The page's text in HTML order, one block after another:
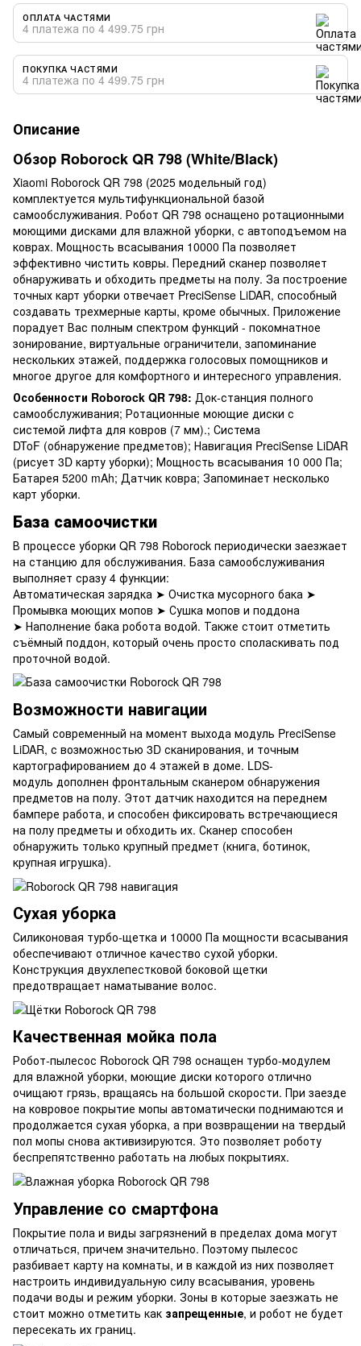
ОПЛАТА ЧАСТЯМИ
4 платежа по 4 499.75 грн
ПОКУПКА ЧАСТЯМИ
4 платежа по 4 499.75 грн
Описание
Обзор Roborock QR 798 (White/Black)
Xiaomi Roborock QR 798 (2025 модельный год)
комплектуется мультифункциональной базой
самообслуживания. Робот QR 798 оснащено ротационными
моющими дисками для влажной уборки, с автоподъемом на
коврах. Мощность всасывания 10000 Па позволяет
эффективно чистить ковры. Передний сканер позволяет
обнаруживать и обходить предметы на полу. За построение
точных карт уборки отвечает PreciSense LiDAR, способный
создавать трехмерные карты, кроме обычных. Приложение
порадует Вас полным спектром функций - покомнатное
зонирование, виртуальные ограничители, запоминание
нескольких этажей, поддержка голосовых помощников и
многое другое для комфортного и интересного управления.
Особенности Roborock QR 798: Док-станция полного
самообслуживания; Ротационные моющие диски с
системой лифта для ковров (7 мм).; Система
DToF (обнаружение предметов); Навигация PreciSense LiDAR
(рисует 3D карту уборки); Мощность всасывания 10 000 Па;
Батарея 5200 mAh; Датчик ковра; Запоминает несколько
карт уборки.
База самоочистки
В процессе уборки QR 798 Roborock периодически заезжает
на станцию ​​для обслуживания. База самообслуживания
выполняет сразу 4 функции:
Автоматическая зарядка ➤ Очистка мусорного бака ➤
Промывка моющих мопов ➤ Сушка мопов и поддона
➤ Наполнение бака робота водой. Также стоит отметить
съёмный поддон, который очень просто споласкивать под
проточной водой.
Возможности навигации
Самый современный на момент выхода модуль PreciSense
LiDAR, с возможностью 3D сканирования, и точным
картографированием до 4 этажей в доме. LDS-
модуль дополнен фронтальным сканером обнаружения
предметов на полу. Этот датчик находится на переднем
бампере работа, и способен фиксировать встречающиеся
на полу предметы и обходить их. Сканер способен
обнаружить только крупный предмет (книга, ботинок,
крупная игрушка).
Сухая уборка
Силиконовая турбо-щетка и 10000 Па мощности всасывания
обеспечивают отличное качество сухой уборки.
Конструкция двухлепестковой боковой щетки
предотвращает наматывание волос.
Качественная мойка пола
Робот-пылесос Roborock QR 798 оснащен турбо-модулем
для влажной уборки, моющие диски которого отлично
очищают грязь, вращаясь на большой скорости. При заезде
на ковровое покрытие мопы автоматически поднимаются и
продолжается сухая уборка, а при возвращении на твердый
пол мопы снова активизируются. Это позволяет роботу
беспрепятственно работать на любых покрытиях.
Управление со смартфона
Покрытие пола и виды загрязнений в пределах дома могут
отличаться, причем значительно. Поэтому пылесос
разбивает карту на комнаты, и в каждой из них позволяет
настроить индивидуальную силу всасывания, уровень
подачи воды и режим уборки. Зоны в которые заезжать не
стоит можно отметить как запрещенные, и робот не будет
пересекать их границ.